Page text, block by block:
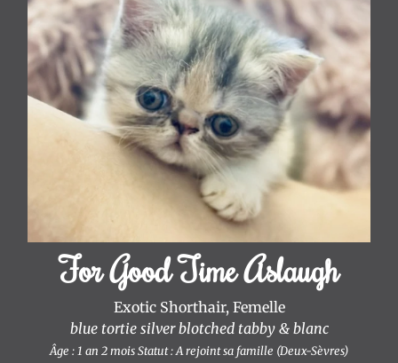
Complet
et
Conseils
d'Expert
L'arrivée
Contact
For Good Time Aslaugh
Exotic Shorthair, Femelle
blue tortie silver blotched tabby & blanc
Âge : 1 an 2 moisStatut : A rejoint sa famille (Deux-Sèvres)